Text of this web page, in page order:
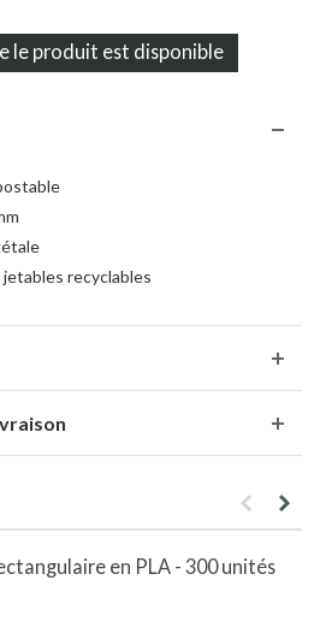
le produit est disponible
recyclables
en PLA - 300 unités